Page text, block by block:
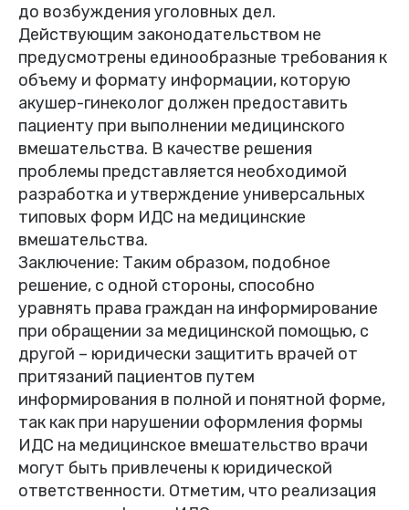
до возбуждения уголовных дел.
Действующим законодательством не
предусмотрены единообразные требования к
объему и формату информации, которую
акушер-гинеколог должен предоставить
пациенту при выполнении медицинского
вмешательства. В качестве решения
проблемы представляется необходимой
разработка и утверждение универсальных
типовых форм ИДС на медицинские
вмешательства.
Заключение: Таким образом, подобное
решение, с одной стороны, способно
уравнять права граждан на информирование
при обращении за медицинской помощью, с
другой – юридически защитить врачей от
притязаний пациентов путем
информирования в полной и понятной форме,
так как при нарушении оформления формы
ИДС на медицинское вмешательство врачи
могут быть привлечены к юридической
ответственности. Отметим, что реализация